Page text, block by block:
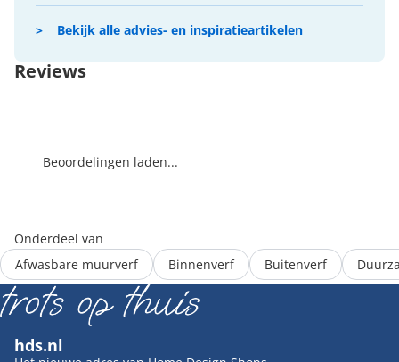
Bekijk alle advies- en inspiratieartikelen
Reviews
Beoordelingen laden...
Onderdeel van
Afwasbare muurverf
Binnenverf Buitenverf
hds.nl